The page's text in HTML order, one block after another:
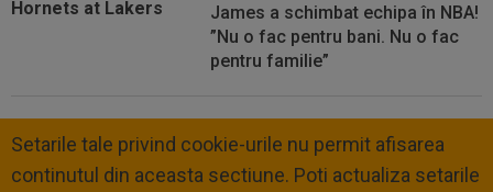
James a schimbat echipa în NBA!
”Nu o fac pentru bani. Nu o fac
pentru familie”
Setarile tale privind cookie-urile nu permit afisarea
continutul din aceasta sectiune. Poti actualiza setarile